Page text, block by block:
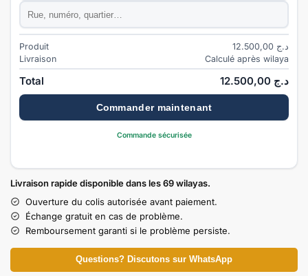
Adresse
Produit د.ج
Livraison
Calculé après wilaya
Total د.ج
Commander maintenant
Commande sécurisée
Livraison rapide disponible dans les 69 wilayas.
Ouverture du colis autorisée avant paiement.
Échange gratuit en cas de problème.
Remboursement garanti si le problème persiste.
Questions? Discutons sur WhatsApp